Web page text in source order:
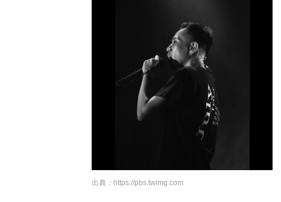
出典： https://pbs.twimg.com